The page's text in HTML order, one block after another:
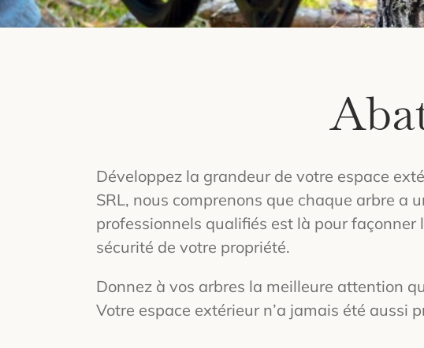
Développez la grandeur de votre espace
SRL, nous comprenons que chaque arbre a
professionnels qualifiés est là pour
sécurité de votre propriété.
Donnez à vos arbres la meilleure attention
Votre espace extérieur n’a jamais été aussi